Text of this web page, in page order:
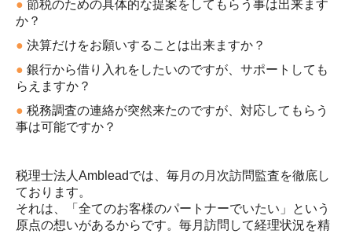
お客様の声
報酬について
● 節税のための具体的な提案をしてもらう事は出来ます
か？
● 決算だけをお願いすることは出来ますか？
● 銀行から借り入れをしたいのですが、サポートしても
らえますか？
● 税務調査の連絡が突然来たのですが、対応してもらう
事は可能ですか？
税理士法人Ambleadでは、毎月の月次訪問監査を徹底し
ております。
それは、「全てのお客様のパートナーでいたい」という
原点の想いがあるからです。毎月訪問して経理状況を精